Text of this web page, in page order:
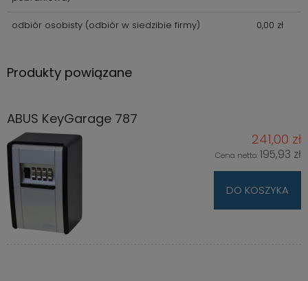
odbiór osobisty(odbiór w siedzibie firmy) 0,00 zł
Produkty powiązane
ABUS KeyGarage 787
241,00 zł
Cena netto: 195,93 zł
DO KOSZYKA